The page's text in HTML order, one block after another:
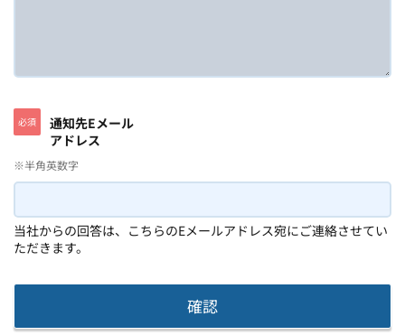
必須
通知先Eメール
アドレス
※半角英数字
当社からの回答は、こちらのEメールアドレス宛にご連絡させてい
ただきます。